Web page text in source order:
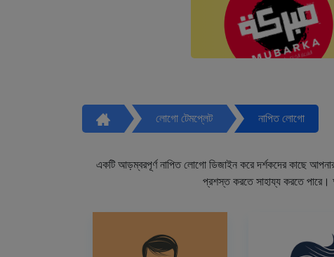
লোগো টেমপ্লেট নাপিত লোগো
একটি আড়ম্বরপূর্ণ নাপিত লোগো ডিজাইন করে দর্শকদের কাছে
প্রশস্ত করতে সাহায্য করতে পারে।